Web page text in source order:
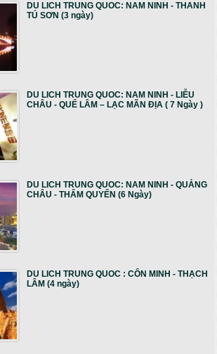
DU LICH TRUNG QUOC: NAM NINH - THANH
TÚ SƠN (3 ngày)
DU LICH TRUNG QUOC: NAM NINH - LIỄU
CHÂU - QUẾ LÂM – LẠC MÃN ĐỊA ( 7 Ngày )
DU LICH TRUNG QUOC: NAM NINH - QUẢNG
CHÂU - THẨM QUYẾN (6 Ngày)
DU LICH TRUNG QUOC : CÔN MINH - THẠCH
LÂM (4 ngày)